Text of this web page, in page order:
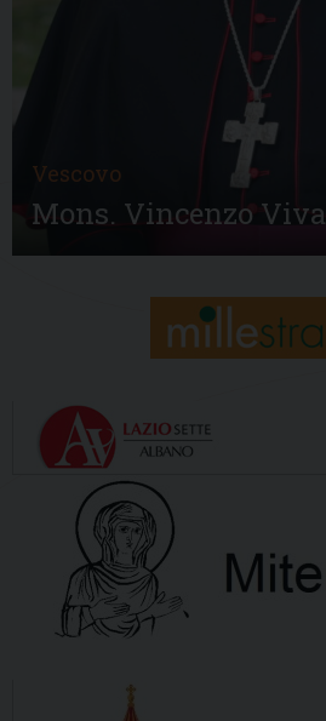
Vescovo
Mons. Vincenzo Viva